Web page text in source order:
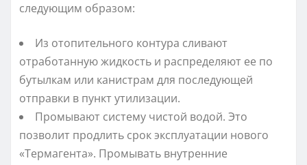
следующим образом:
Из отопительного контура сливают
отработанную жидкость и распределяют ее по
бутылкам или канистрам для последующей
отправки в пункт утилизации.
Промывают систему чистой водой. Это
позволит продлить срок эксплуатации нового
«Термагента». Промывать внутренние